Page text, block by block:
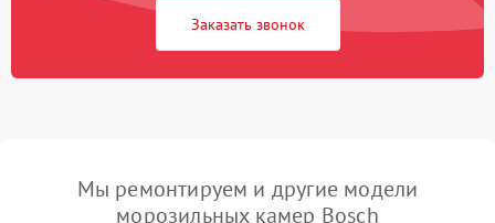
Заказать звонок
Мы ремонтируем и другие модели
морозильных камер Bosch